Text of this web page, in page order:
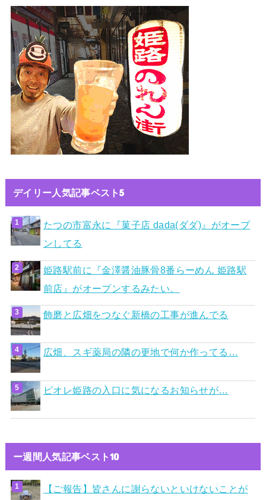
デイリー人気記事ベスト5
たつの市富永に『菓子店 dada(ダダ)』がオープ
ンしてる
姫路駅前に『金澤醤油豚骨8番らーめん 姫路駅
前店』がオープンするみたい。
飾磨と広畑をつなぐ新橋の工事が進んでる
広畑、スギ薬局の隣の更地で何か作ってる…
ピオレ姫路の入口に気になるお知らせが…
ー週間人気記事ベスト10
【ご報告】皆さんに謝らないといけないことが